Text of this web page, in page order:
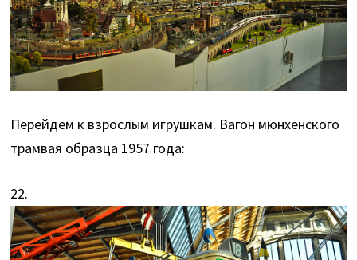
Перейдем к взрослым игрушкам. Вагон мюнхенского
трамвая образца 1957 года:
22.